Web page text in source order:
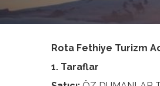
Rota Fethiye Turizm
1. Taraflar